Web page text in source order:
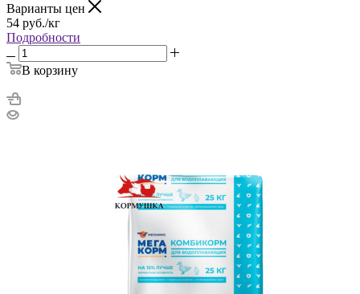
Варианты цен
54 руб./кг
Подробности
В корзину